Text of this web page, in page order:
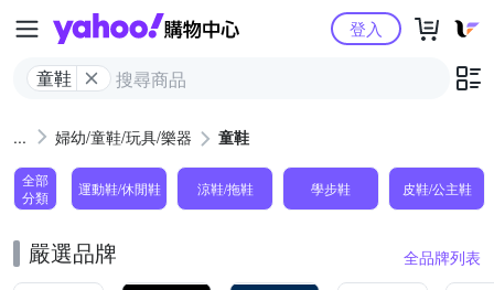
Yahoo購物中心
童鞋
登入
婦幼/童鞋/玩具/樂器 童鞋
全部
分類
運動鞋/休閒鞋 涼鞋/拖鞋 學步鞋 皮鞋/公主鞋
嚴選品牌 全品牌列表